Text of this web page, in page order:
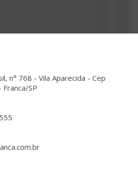
n° 768 - Vila Aparecida - Cep
SP